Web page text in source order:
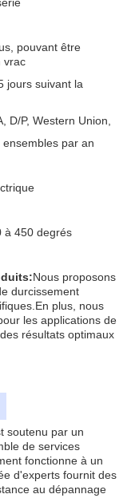
pouvant être
vrac
jours suivant la
D/P, Western Union,
ensembles par an
à 450 degrés
Nous proposons
durcissement
plus, nous
les applications de
résultats optimaux
soutenu par un
de services
fonctionne à un
d'experts fournit des
au dépannage